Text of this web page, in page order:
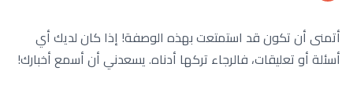
أتمنى أن تكون قد استمتعت بهذه الوصفة! إذا كان لديك أي
أسئلة أو تعليقات، فالرجاء تركها أدناه. يسعدني أن أسمع أخبارك!